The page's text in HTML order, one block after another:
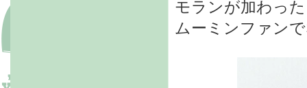
モランが加わっ
ムーミンファン